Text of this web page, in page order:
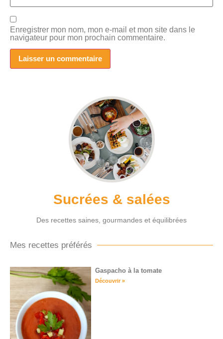
Enregistrer mon nom, mon e-mail et mon site dans le
navigateur pour mon prochain commentaire.
Sucrées & salées
Des recettes saines, gourmandes et équilibrées
Mes recettes préférés
Gaspacho à la tomate
Découvrir »